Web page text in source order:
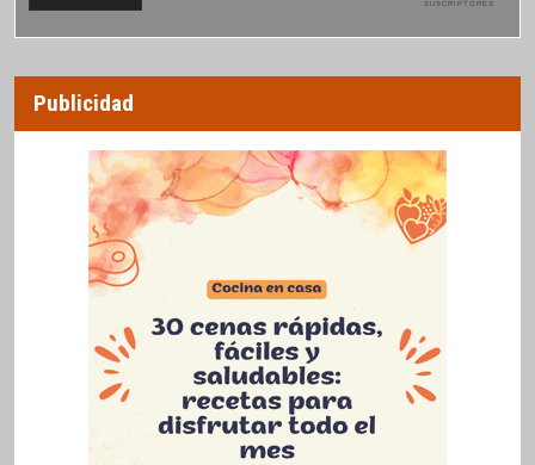
SUSCRIPTORES
Publicidad